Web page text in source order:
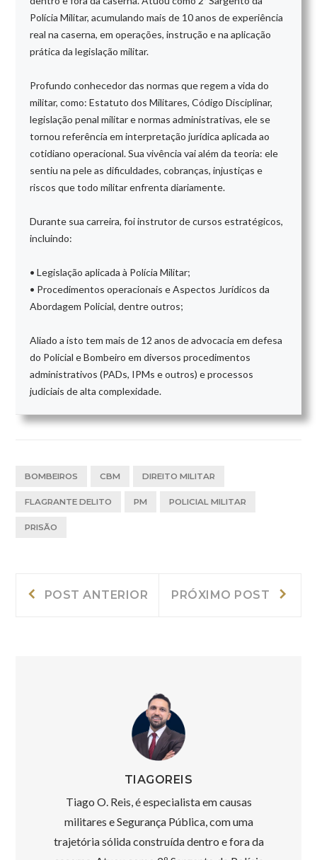
Polícia Militar, acumulando mais de 10 anos de experiência
real na caserna, em operações, instrução e na aplicação
prática da legislação militar.
Profundo conhecedor das normas que regem a vida do
militar, como: Estatuto dos Militares, Código Disciplinar,
legislação penal militar e normas administrativas, ele se
tornou referência em interpretação jurídica aplicada ao
cotidiano operacional. Sua vivência vai além da teoria: ele
sentiu na pele as dificuldades, cobranças, injustiças e
riscos que todo militar enfrenta diariamente.
Durante sua carreira, foi instrutor de cursos estratégicos,
incluindo:
• Legislação aplicada à Polícia Militar;
• Procedimentos operacionais e Aspectos Jurídicos da
Abordagem Policial, dentre outros;
Aliado a isto tem mais de 12 anos de advocacia em defesa
do Policial e Bombeiro em diversos procedimentos
administrativos (PADs, IPMs e outros) e processos
judiciais de alta complexidade.
BOMBEIROS CBM DIREITO MILITAR
FLAGRANTE DELITO PM POLICIAL MILITAR
PRISÃO
Navegação
POST ANTERIOR
Anterior:
PRÓXIMO POST
TIAGOREIS
Tiago O. Reis, é especialista em causas
militares e Segurança Pública, com uma
trajetória sólida construída dentro e fora da